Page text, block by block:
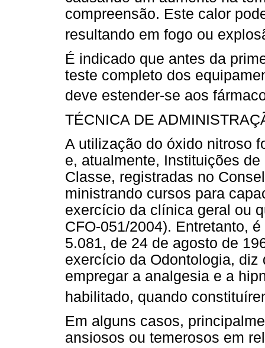
compreensão. Este calor
resultando em fogo ou
É indicado que antes da
teste completo dos
deve estender-se aos
TÉCNICA DE
A utilização do óxido nitroso
e, atualmente, Instituições
Classe, registradas no
ministrando cursos para
exercício da clínica geral ou
CFO-051/2004). Entretanto,
5.081, de 24 de agosto de
exercício da Odontologia,
empregar a analgesia e a
habilitado, quando
Em alguns casos,
ansiosos ou temerosos em